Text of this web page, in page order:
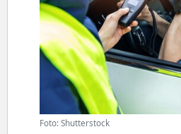
Foto: Shutterstock